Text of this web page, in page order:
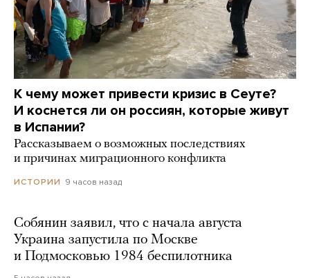
К чему может привести кризис в Сеуте?
И коснется ли он россиян, которые живут
в Испании?
Рассказываем о возможных последствиях
и причинах миграционного конфликта
ИСТОРИИ 9 часов назад
Собянин заявил, что с начала августа
Украина запустила по Москве
и Подмосковью 1984 беспилотника